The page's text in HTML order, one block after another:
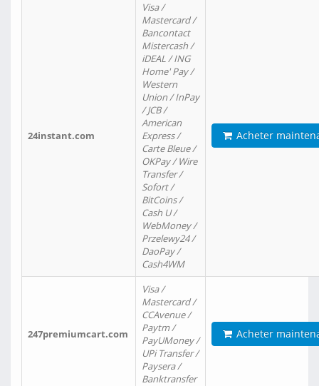
24instant.com
Visa /
Mastercard /
Bancontact
Mistercash /
iDEAL / ING
Home' Pay /
Western
Union / InPay
/ JCB /
American
Express /
Carte Bleue /
OKPay / Wire
Transfer /
Sofort /
BitCoins /
Cash U /
WebMoney /
Przelewy24 /
DaoPay /
Cash4WM
Acheter
247premiumcart.com
Visa /
Mastercard /
CCAvenue /
Paytm /
PayUMoney /
UPi Transfer /
Paysera /
Banktransfer
Acheter